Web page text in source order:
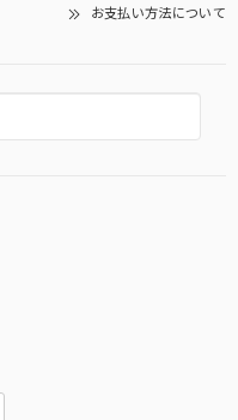
お支払い方法について